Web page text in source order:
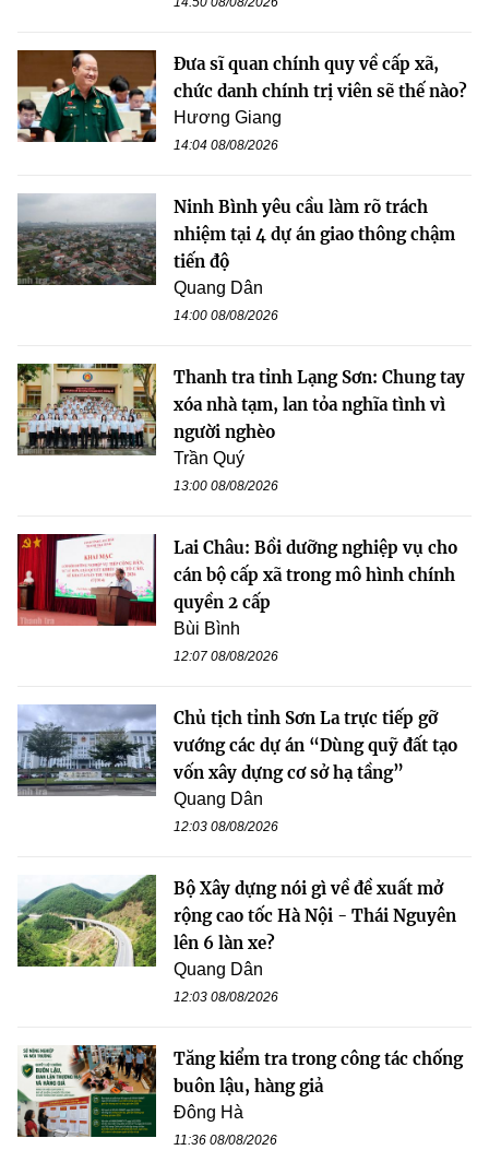
Đưa sĩ quan chính quy về cấp xã,
chức danh chính trị viên sẽ thế nào?
Hương Giang
14:04 08/08/2026
Ninh Bình yêu cầu làm rõ trách
nhiệm tại 4 dự án giao thông chậm
tiến độ
Quang Dân
14:00 08/08/2026
Thanh tra tỉnh Lạng Sơn: Chung tay
xóa nhà tạm, lan tỏa nghĩa tình vì
người nghèo
Trần Quý
13:00 08/08/2026
Lai Châu: Bồi dưỡng nghiệp vụ cho
cán bộ cấp xã trong mô hình chính
quyền 2 cấp
Bùi Bình
12:07 08/08/2026
Chủ tịch tỉnh Sơn La trực tiếp gỡ
vướng các dự án “Dùng quỹ đất tạo
vốn xây dựng cơ sở hạ tầng”
Quang Dân
12:03 08/08/2026
Bộ Xây dựng nói gì về đề xuất mở
rộng cao tốc Hà Nội - Thái Nguyên
lên 6 làn xe?
Quang Dân
12:03 08/08/2026
Tăng kiểm tra trong công tác chống
buôn lậu, hàng giả
Đông Hà
11:36 08/08/2026